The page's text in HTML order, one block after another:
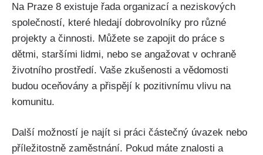
Na Praze 8 existuje řada organizací a neziskových
společností, které hledají dobrovolníky pro různé
projekty a činnosti. Můžete se zapojit do práce s
dětmi, staršími lidmi, nebo se angažovat v ochraně
životního prostředí. Vaše zkušenosti a vědomosti
budou oceňovány a přispějí k pozitivnímu vlivu na
komunitu.
Další možností je najít si práci částečný úvazek nebo
příležitostně zaměstnání. Pokud máte znalosti a